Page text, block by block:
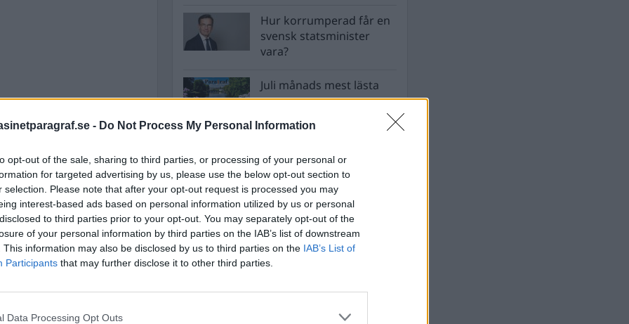
- Do Not Process My Personal Information
opt-out of the sale, sharing to third parties, or processing of your personal or
for targeted advertising by us, please use the below opt-out section to
selection. Please note that after your opt-out request is processed you may
interest-based ads based on personal information utilized by us or personal
to third parties prior to your opt-out. You may separately opt-out of the
of your personal information by third parties on the IAB’s list of downstream
This information may also be disclosed by us to third parties on the IAB’s List of
Participants that may further disclose it to other third parties.
Data Processing Opt Outs
Hur korrumperad får en
svensk statsminister
vara?
Juli månads mest lästa
STÖD OSS
Stöd Para§rafs bevakning av rättssäkerheten
PRENUMERERA PÅ PARA§RAFS NYHETSBREV